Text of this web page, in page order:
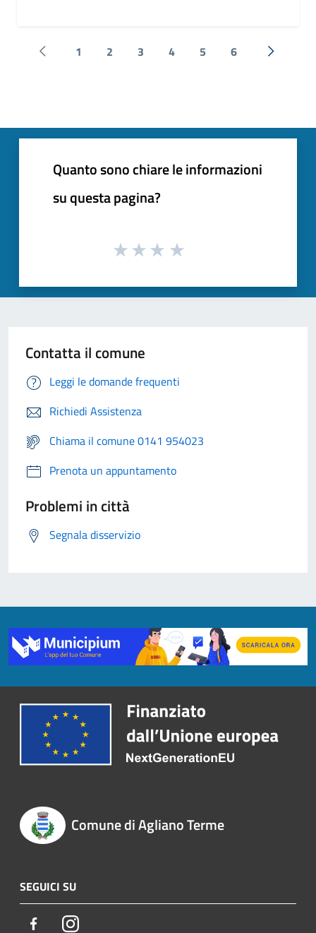
Pagina precedente
1 2 3 4 5 6
Quanto sono chiare le informazioni
su questa pagina?
Contatta il comune
Leggi le domande frequenti
Richiedi Assistenza
Chiama il comune 0141 954023
Prenota un appuntamento
Problemi in città
Segnala disservizio
Comune di Agliano Terme
SEGUICI SU
FacebookInstagram